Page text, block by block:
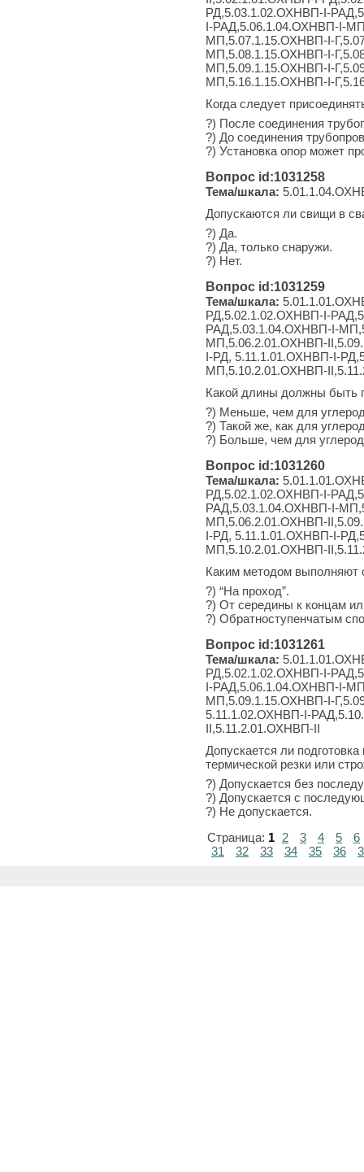
РД,5.03.1.02.ОХНВП-I-
I-РАД,5.06.1.04.ОХНВП-I-
МП,5.07.1.15.ОХНВП-I-
МП,5.08.1.15.ОХНВП-I-
МП,5.09.1.15.ОХНВП-I-
МП,5.16.1.15.ОХНВП-I-
Когда следует
?) После соединения
?) До соединения
?) Установка опор может
Вопрос id:1031258
Тема/шкала:
Допускаются ли свищи в
?) Да.
?) Да, только снаружи.
?) Нет.
Вопрос id:1031259
Тема/шкала:
РД,5.02.1.02.ОХНВП-I-
РАД,5.03.1.04.ОХНВП-I-
МП,5.06.2.01.ОХНВП-
I-РД, 5.11.1.01.ОХНВП-I-
МП,5.10.2.01.ОХНВП-
Какой длины должны быть
?) Меньше, чем для
?) Такой же, как для
?) Больше, чем для
Вопрос id:1031260
Тема/шкала:
РД,5.02.1.02.ОХНВП-I-
РАД,5.03.1.04.ОХНВП-I-
МП,5.06.2.01.ОХНВП-
I-РД, 5.11.1.01.ОХНВП-I-
МП,5.10.2.01.ОХНВП-
Каким методом
?) “На проход”.
?) От середины к концам
?) Обратноступенчатым
Вопрос id:1031261
Тема/шкала:
РД,5.02.1.02.ОХНВП-I-
I-РАД,5.06.1.04.ОХНВП-I-
МП,5.09.1.15.ОХНВП-I-
5.11.1.02.ОХНВП-I-
II,5.11.2.01.ОХНВП-II
Допускается ли
термической резки или
?) Допускается без
?) Допускается с
?) Не допускается.
Страница: 1 2 3 4 5
6
31
32 33 34 35 36